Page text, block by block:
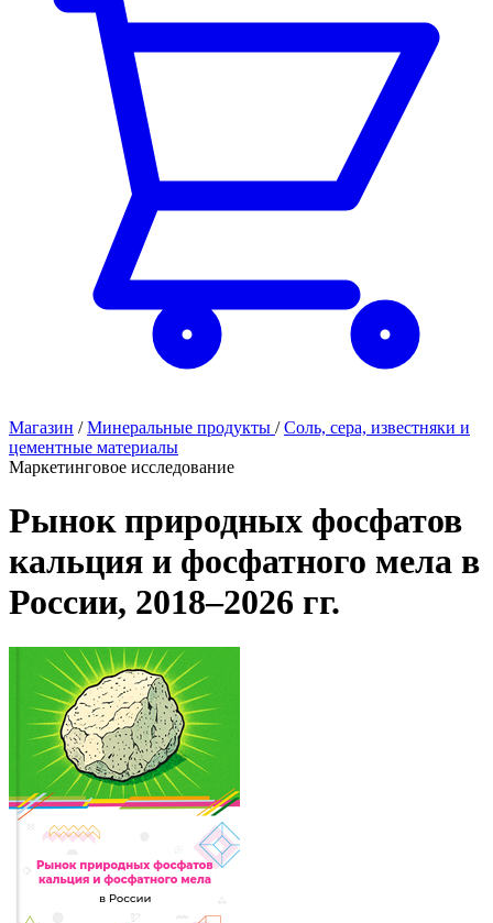
Магазин / Минеральные продукты / Соль, сера, известняки и
цементные материалы
Маркетинговое исследование
Рынок природных фосфатов
кальция и фосфатного мела в
России, 2018–2026 гг.